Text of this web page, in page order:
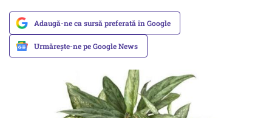
Adaugă-ne ca sursă preferată în Google
Urmărește-ne pe Google News